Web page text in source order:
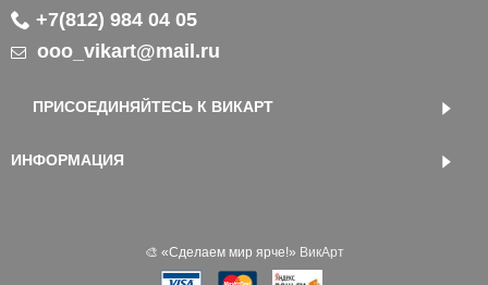
+7(812) 984 04 05
ooo_vikart@mail.ru
ПРИСОЕДИНЯЙТЕСЬ К ВИКАРТ
ИНФОРМАЦИЯ
🎨 «‎Сделаем мир ярче!» ВикАрт